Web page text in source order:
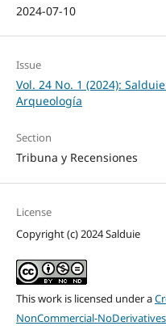
2024-07-10
Issue
Vol. 24 No. 1 (2024):
Arqueología
Section
Tribuna y Recensiones
License
Copyright (c) 2024 Salduie
This work is licensed under a
NonCommercial-